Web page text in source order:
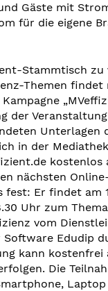
Gäste mit
für die eigene
Stammtisch zu
Themen findet
der
Unterlagen
in der
kostenlos
nächsten
fest: Er findet am
Uhr zum
vom
Edudip
kann
Die